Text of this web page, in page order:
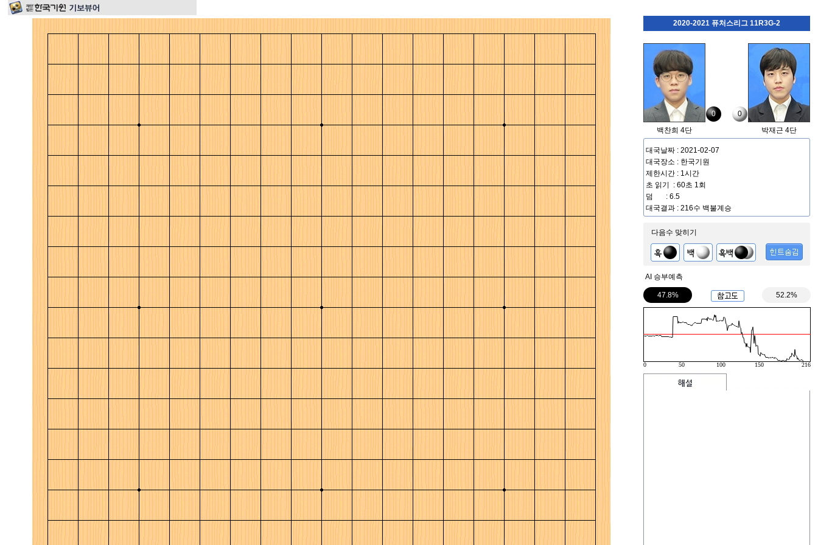
2020-2021 퓨처스리그 11R3G-2
0
0
백찬희 4단
박재근 4단
대국날짜 : 2021-02-07
대국장소 : 한국기원
제한시간 : 1시간
초 읽기 : 60초 1회
덤 : 6.5
대국결과 : 216수 백불계승
다음수 맞히기
AI 승부예측
47.8% 52.2%